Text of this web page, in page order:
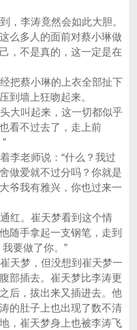
，李涛竟然会如此大胆。
么多人的面前对蔡小琳做
，不是真的，这一定是在
把蔡小琳的上衣全部扯下
到墙上狂吻起来。
大叫起来，这一切都似乎
看不过去了，走上前
李老师说：“什么？我过
做爱就不过分吗？你就是
爷我有雅兴，你也过来一
红。崔天梦看到这个情
随手拿起一支钢笔，走到
要做了你。”
天梦，但没想到崔天梦一
部插去。崔天梦比李涛更
后，拔出来又插进去。他
的肚子上也出现了数不清
，崔天梦身上也被李涛飞